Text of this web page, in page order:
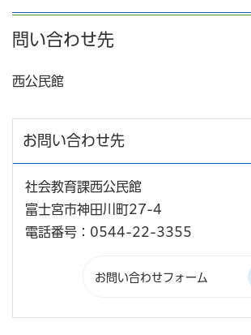
問い合わせ先
西公民館
お問い合わせ先
社会教育課西公民館
富士宮市神田川町27-4
電話番号：0544-22-3355